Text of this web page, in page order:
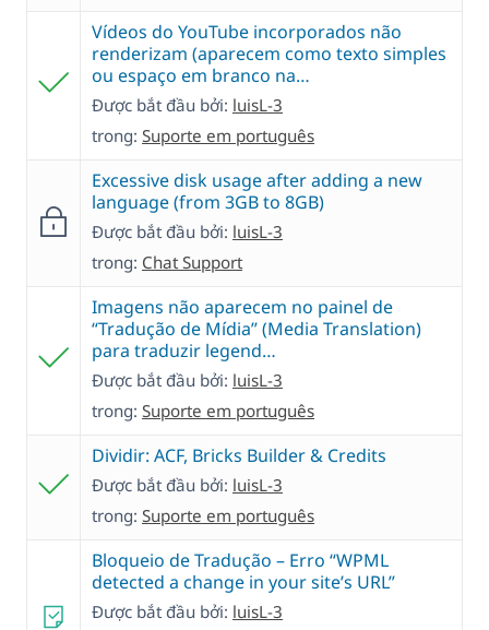
Vídeos do YouTube incorporados não
renderizam (aparecem como texto simples
ou espaço em branco na…
Được bắt đầu bởi: luisL-3
trong: Suporte em português
Excessive disk usage after adding a new
language (from 3GB to 8GB)
Được bắt đầu bởi: luisL-3
trong: Chat Support
Imagens não aparecem no painel de
“Tradução de Mídia” (Media Translation)
para traduzir legend…
Được bắt đầu bởi: luisL-3
trong: Suporte em português
Dividir: ACF, Bricks Builder & Credits
Được bắt đầu bởi: luisL-3
trong: Suporte em português
Bloqueio de Tradução – Erro “WPML
detected a change in your site’s URL”
Được bắt đầu bởi: luisL-3